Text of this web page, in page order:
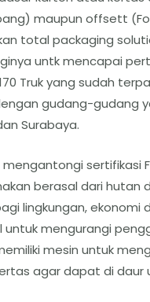
maupun offsett
total packaging
untk mencapai
Truk yang sudah
gudang-gudang
Surabaya.
mengantongi sertifikasi
berasal dari hutan
lingkungan, ekonomi
untuk mengurangi
mesin untuk
agar dapat di daur